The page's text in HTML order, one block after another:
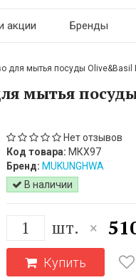
акции Бренды
для мытья посуды
мытья
Нет отзывов
Код товара: МКХ97
Бренд: MUKUNGHWA
В наличии
шт. ×
Купить